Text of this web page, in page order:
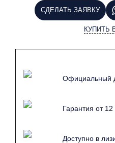
Ключевыми элементами
завода являются,
многослойными сендвич
СДЕЛАТЬ ЗАЯВКУ
КУПИТЬ
Официальный
Гарантия от
Доступно в